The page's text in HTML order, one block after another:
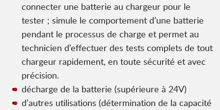
connecter une batterie au chargeur pour le
tester ; simule le comportement d’une batterie
pendant le processus de charge et permet au
technicien d’effectuer des tests complets de tout
chargeur rapidement, en toute sécurité et avec
précision.
décharge de la batterie (supérieure à 24V)
d’autres utilisations (détermination de la capacité